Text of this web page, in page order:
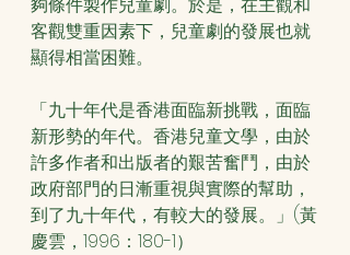
客觀雙重因素下，兒童劇的發展也就
顯得相當困難。
「九十年代是香港面臨新挑戰，面臨
新形勢的年代。香港兒童文學，由於
許多作者和出版者的艱苦奮鬥，由於
政府部門的日漸重視與實際的幫助，
到了九十年代，有較大的發展。」(黃
慶雲，1996：180-1）